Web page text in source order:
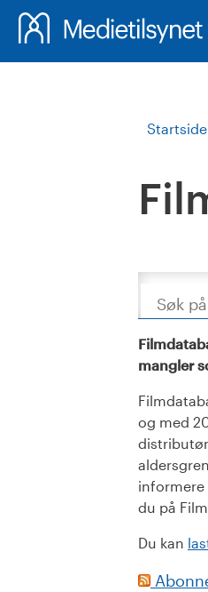
Søk
mangler
og med
informere
du på
Du kan